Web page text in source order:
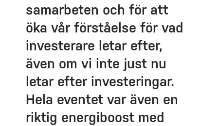
samarbeten och för att
öka vår förståelse för vad
investerare letar efter,
även om vi inte just nu
letar efter investeringar.
Hela eventet var även en
riktig energiboost med